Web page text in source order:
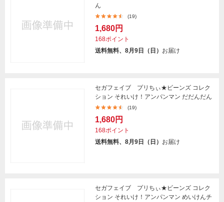
ん
(19)
1,680円
168ポイント
送料無料、8月9日（日） お届け
セガフェイブ プリちぃ★ビーンズ コレク
ション それいけ！アンパンマン だだんだん
(19)
1,680円
168ポイント
送料無料、8月9日（日） お届け
セガフェイブ プリちぃ★ビーンズ コレク
ション それいけ！アンパンマン めいけんチ